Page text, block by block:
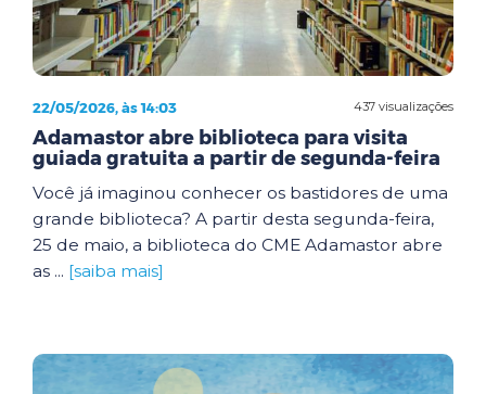
437 visualizações
22/05/2026, às 14:03
Adamastor abre biblioteca para visita
guiada gratuita a partir de segunda-feira
Você já imaginou conhecer os bastidores de uma
grande biblioteca? A partir desta segunda-feira,
25 de maio, a biblioteca do CME Adamastor abre
as ... [saiba mais]